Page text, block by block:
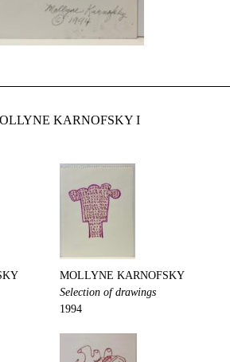
KARNOFSKY I
MOLLYNE KARNOFSKY
Selection of drawings
1994